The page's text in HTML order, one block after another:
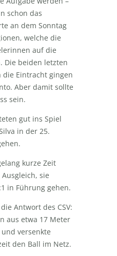
schon das
an dem Sonntag
welche die
auf die
Die beiden letzten
die Eintracht gingen
Aber damit sollte
sein.
gut ins Spiel
in der 25.
kurze Zeit
sie
in Führung gehen.
Antwort des CSV:
aus etwa 17 Meter
versenkte
den Ball im Netz.